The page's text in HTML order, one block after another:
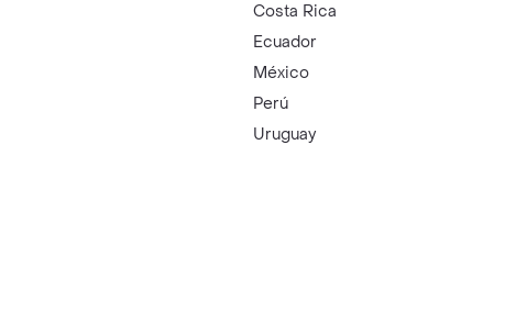
Costa Rica
Ecuador
México
Perú
Uruguay